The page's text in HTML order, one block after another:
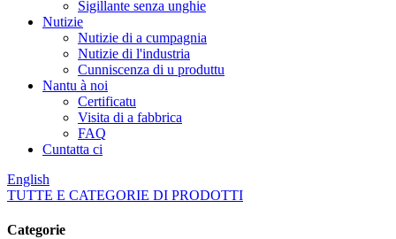
Sigillante senza unghie
Nutizie
Nutizie di a cumpagnia
Nutizie di l'industria
Cunniscenza di u produttu
Nantu à noi
Certificatu
Visita di a fabbrica
FAQ
Cuntatta ci
English
TUTTE E CATEGORIE DI PRODOTTI
Categorie